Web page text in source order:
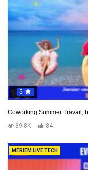
5
Coworking Summer:Travail,
89.8K
84
MERIEM LIVE TECH